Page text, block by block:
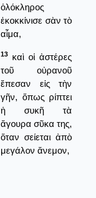
ὁλόκληρος
ἐκοκκίνισε σὰν τὸ
αἷμα,
13
καὶ οἱ ἀστέρες
τοῦ οὐρανοῦ
ἔπεσαν εἰς τὴν
γῆν, ὅπως ρίπτει
ἡ συκῆ τὰ
ἄγουρα σῦκα της,
ὅταν σείεται ἀπὸ
μεγάλον ἄνεμον,